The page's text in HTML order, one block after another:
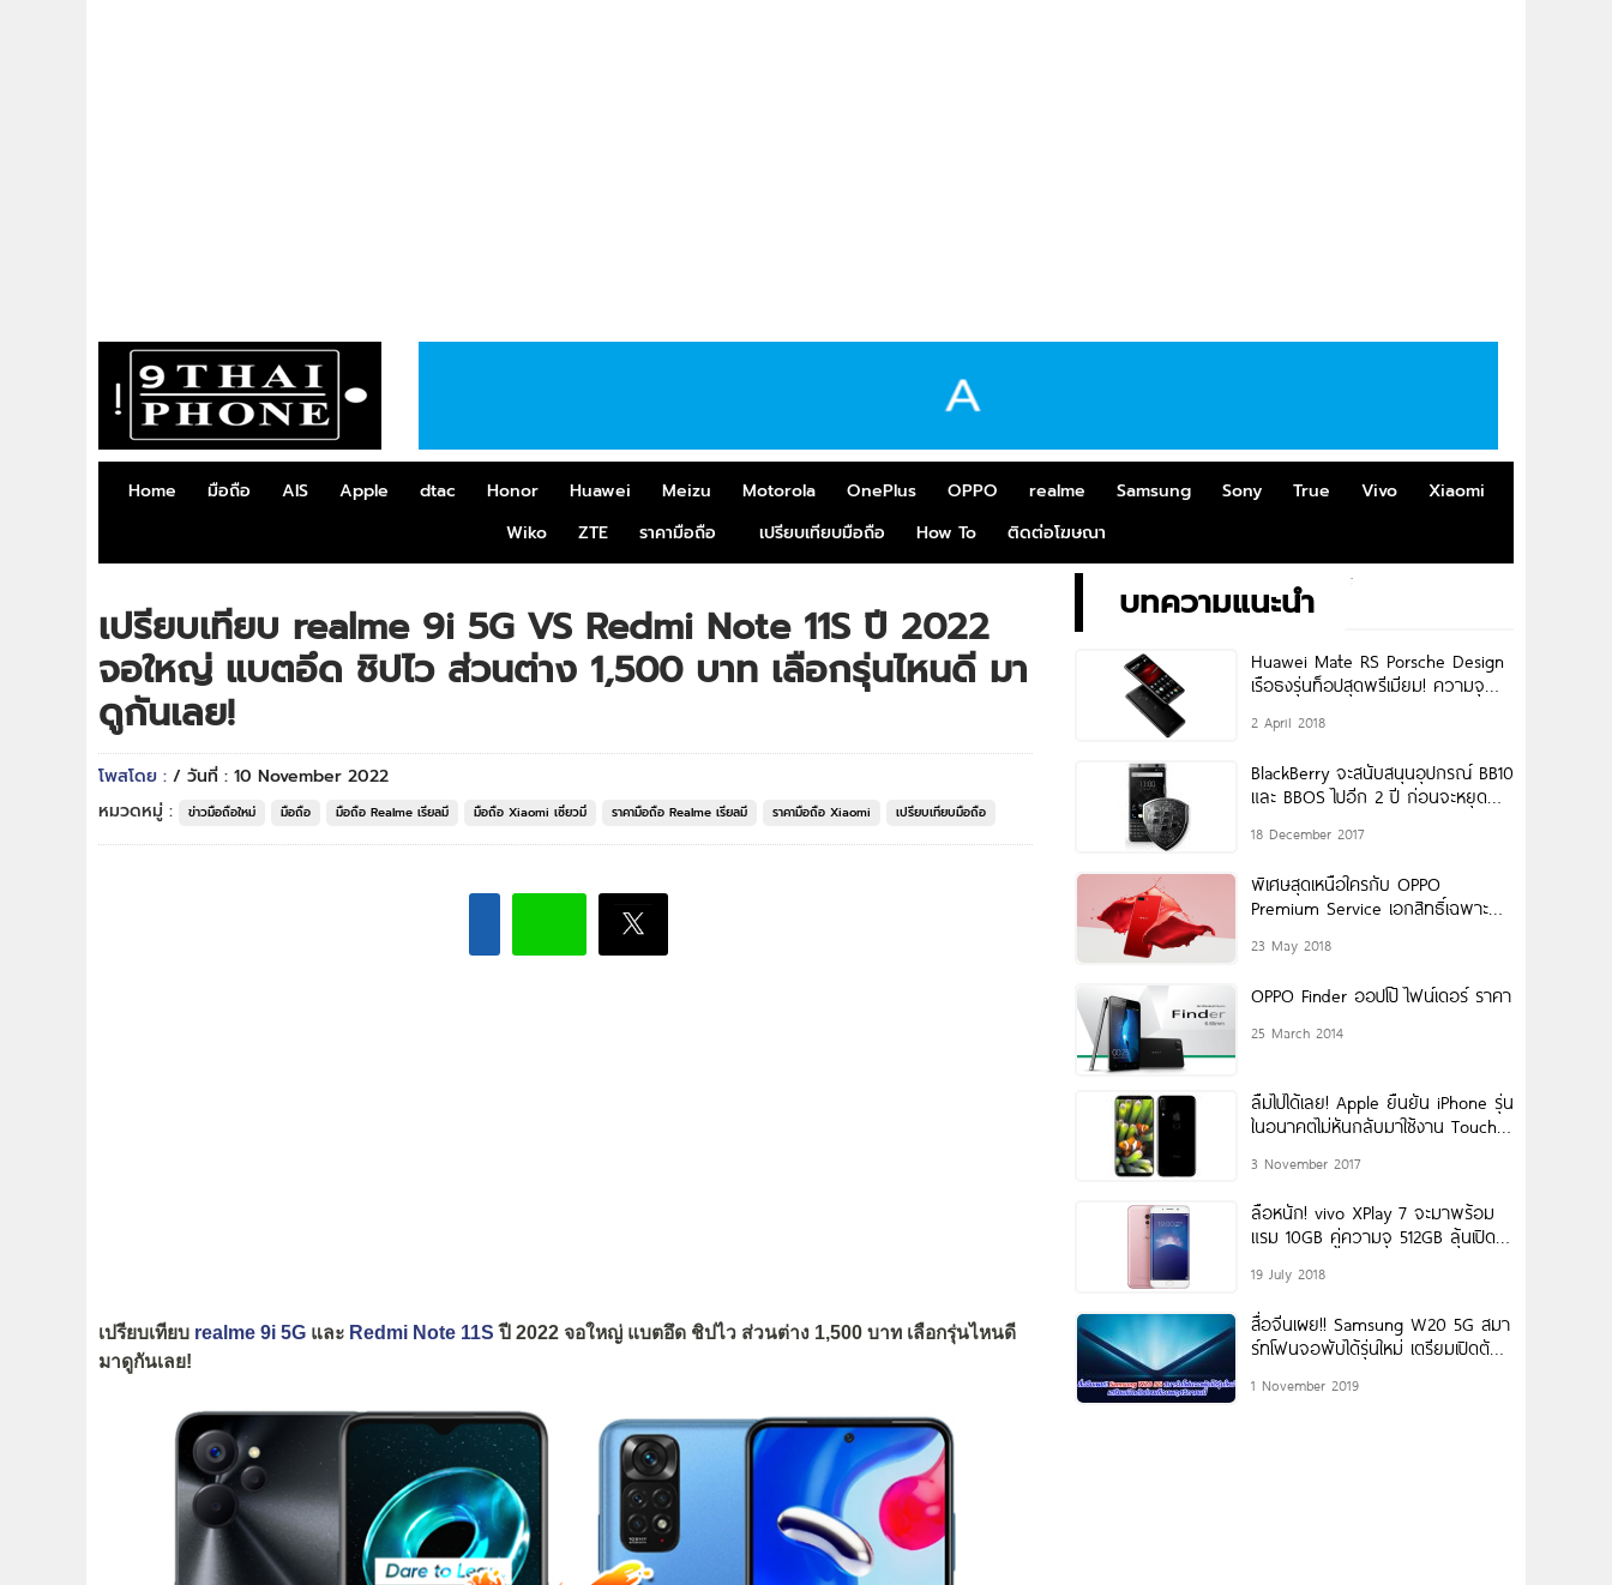
Home มือถือ AIS Apple dtac Honor Huawei Meizu Motorola OnePlus OPPO realme Samsung Sony True Vivo
Xiaomi
Wiko
ZTE ราคามือถือ เปรียบเทียบมือถือ How To ติดต่อโฆษณา
เปรียบเทียบ realme 9i 5G VS Redmi Note 11S ปี 2022
จอใหญ่ แบตอึด ชิปไว ส่วนต่าง 1,500 บาท เลือกรุ่นไหนดี มา
ดูกันเลย!
โพสโดย : / วันที่ : 10 November 2022
หมวดหมู่ :
ข่าวมือถือใหม่ มือถือ มือถือ Realme เรียลมี มือถือ Xiaomi เซี่ยวมี่ ราคามือถือ Realme เรียลมี ราคามือถือ Xiaomi เปรียบเทียบมือถือ
เปรียบเทียบ realme 9i 5G และ Redmi Note 11S ปี 2022 จอใหญ่ แบตอึด ชิปไว ส่วนต่าง 1,500 บาท เลือกรุ่นไหนดี
มาดูกันเลย!
บทความแนะนำ
Huawei Mate RS Porsche Design
เรือธงรุ่นท็อปสุดพรีเมียม! ความจุ
2 April 2018
BlackBerry จะสนับสนุนอุปกรณ์ BB10
และ BBOS ไปอีก 2 ปี ก่อนจะหยุด
18 December 2017
พิเศษสุดเหนือใครกับ OPPO
Premium Service เอกสิทธิ์เฉพาะ
เครื่องเสีย
23 May 2018
OPPO Finder ออปโป้ ไฟน์เดอร์ ราคา
25 March 2014
ลืมไปได้เลย! Apple ยืนยัน iPhone รุ่น
ในอนาคตไม่หันกลับมาใช้งาน Touch
3 November 2017
ลือหนัก! vivo XPlay 7 จะมาพร้อม
แรม 10GB คู่ความจุ 512GB ลุ้นเปิด
19 July 2018
สื่อจีนเผย!! Samsung W20 5G สมา
ร์ทโฟนจอพับได้รุ่นใหม่ เตรียมเปิดตัว
1 November 2019